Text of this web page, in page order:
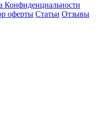
Конфиденциальности
оферты Статьи Отзывы